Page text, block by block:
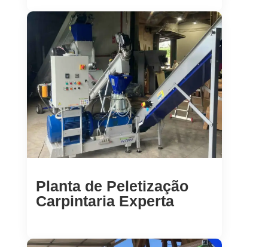
Planta de Peletização
Carpintaria Experta